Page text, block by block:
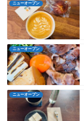
ニューオープン
ニューオープン
ニューオープン